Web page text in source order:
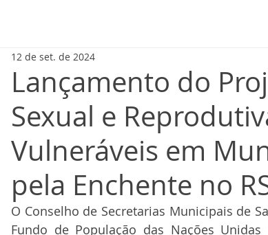
Lançamento do
Sexual e
Vulneráveis em
pela Enchente no
12 de set. de 2024
O Conselho de Secretarias Municipais de